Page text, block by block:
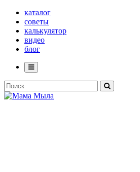
каталог
советы
калькулятор
видео
блог